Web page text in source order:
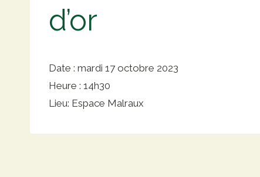
d’or
Date : mardi 17 octobre 2023
Heure : 14h30
Lieu: Espace Malraux